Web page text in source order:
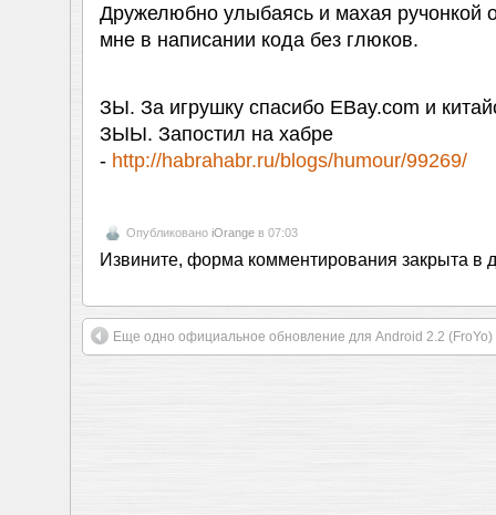
Дружелюбно улыбаясь и махая ручонкой
мне в написании кода без глюков.
ЗЫ. За игрушку спасибо EBay.com и
ЗЫЫ. Запостил на хабре
- http://habrahabr.ru/blogs/humour/99269/
Опубликовано iOrangeв 07:03
Извините, форма комментирования закрыта в
Еще одно официальное обновление для Android 2.2 (FroYo)